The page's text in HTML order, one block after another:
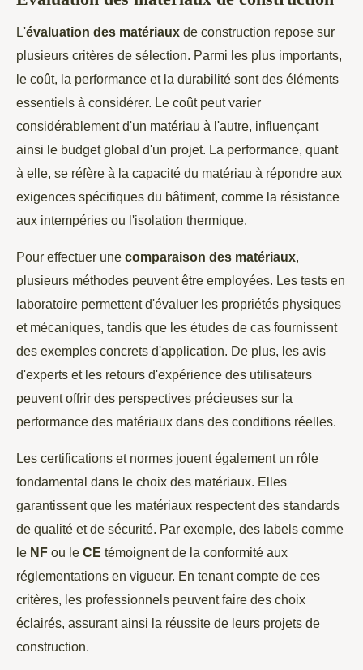
L'évaluation des matériaux de construction repose sur
plusieurs critères de sélection. Parmi les plus importants,
le coût, la performance et la durabilité sont des éléments
essentiels à considérer. Le coût peut varier
considérablement d'un matériau à l'autre, influençant
ainsi le budget global d'un projet. La performance, quant
à elle, se réfère à la capacité du matériau à répondre aux
exigences spécifiques du bâtiment, comme la résistance
aux intempéries ou l'isolation thermique.
Pour effectuer une comparaison des matériaux,
plusieurs méthodes peuvent être employées. Les tests en
laboratoire permettent d'évaluer les propriétés physiques
et mécaniques, tandis que les études de cas fournissent
des exemples concrets d'application. De plus, les avis
d'experts et les retours d'expérience des utilisateurs
peuvent offrir des perspectives précieuses sur la
performance des matériaux dans des conditions réelles.
Les certifications et normes jouent également un rôle
fondamental dans le choix des matériaux. Elles
garantissent que les matériaux respectent des standards
de qualité et de sécurité. Par exemple, des labels comme
le NF ou le CE témoignent de la conformité aux
réglementations en vigueur. En tenant compte de ces
critères, les professionnels peuvent faire des choix
éclairés, assurant ainsi la réussite de leurs projets de
construction.